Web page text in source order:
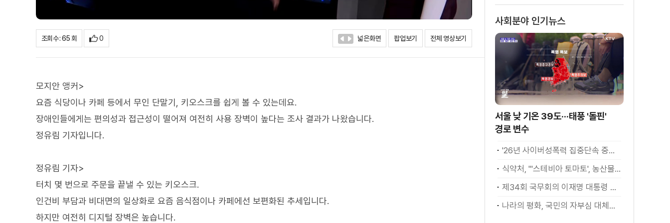
조회수 : 65 회 0 넓은화면 팝업보기 전체 영상보기
모지안 앵커>
요즘 식당이나 카페 등에서 무인 단말기, 키오스크를 쉽게 볼 수 있는데요.
장애인들에게는 편의성과 접근성이 떨어져 여전히 사용 장벽이 높다는 조사 결과가 나왔습니다.
정유림 기자입니다.
정유림 기자>
터치 몇 번으로 주문을 끝낼 수 있는 키오스크.
인건비 부담과 비대면의 일상화로 요즘 음식점이나 카페에선 보편화된 추세입니다.
하지만 여전히 디지털 장벽은 높습니다.
사회분야 인기뉴스
서울 낮 기온 39도···태풍 '돌핀'
경로 변수
'26년 사이버성폭력 집중단속 중간성과 발표···향후 추진계획은?
식약처, "'스테비아 토마토', 농산물 아닌 가공식품"
제34회 국무회의 이재명 대통령 모두발언
나라의 평화, 국민의 자부심 대체불가 대한민국 이재명 대통령 모두말씀